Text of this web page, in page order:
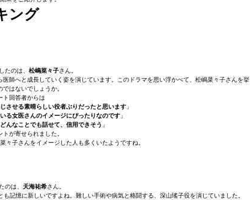
ング
たのは、 松嶋菜々子さん。
師へと成長していく姿を演じています。このドラマを思い浮かべて、松嶋菜々子さんを挙
はないでしょうか。
ト回答者からは
させる素晴らしい役者ぶりだったと思います 」
る女医さんのイメージにぴったりなのです 」
んなことでも話せて、信用できそう 」
トが寄せられました。
々子さんをイメージした人も多くいたようですね。
のは、 天海祐希さん。
記憶に新しいですよね。難しい手術や病気と格闘する、深山瑤子役を演じていました。